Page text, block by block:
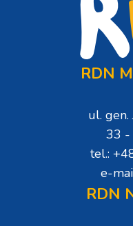
RDN
ul. gen.
33 -
tel.:
e-
RDN